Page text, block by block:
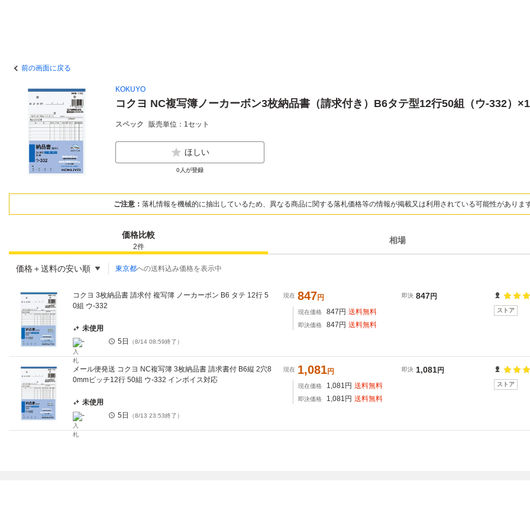
前の画面に戻る
KOKUYO
コクヨ NC複写簿ノーカーボン3枚納品書（請求付き）B6タテ型12行50組（ウ-332）
スペック 販売単位：1セット
ほしい
0 人が登録
ご注意： 落札情報を機械的に抽出しているため、異なる商品に関する落札価格等の情報が掲載又は利用されている可能性がありま
価格比較
2件
相場
価格＋送料の安い順 東京都への送料込み価格を表示中
コクヨ 3枚納品書 請求付 複写簿 ノーカーボン B6 タテ 12行 5
0組 ウ-332
現在 847円 即決 847円
現在価格 847 円 送料無料
即決価格 847 円 送料無料
未使用
-
5日 （8/14 08:59終了）
ストア
メール便発送 コクヨ NC複写簿 3枚納品書 請求書付 B6縦 2穴8
0mmピッチ12行 50組 ウ-332 インボイス対応
現在 1,081円 即決 1,081円
現在価格 1,081 円 送料無料
即決価格 1,081 円 送料無料
未使用
-
5日 （8/13 23:53終了）
ストア